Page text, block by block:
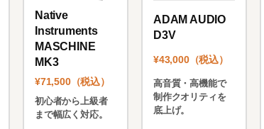
Native
Instruments
MASCHINE
MK3
¥71,500（税込）
初心者から上級者
まで幅広く対応。
ADAM AUDIO
D3V
¥43,000（税込）
高音質・高機能で
制作クオリティを
底上げ。